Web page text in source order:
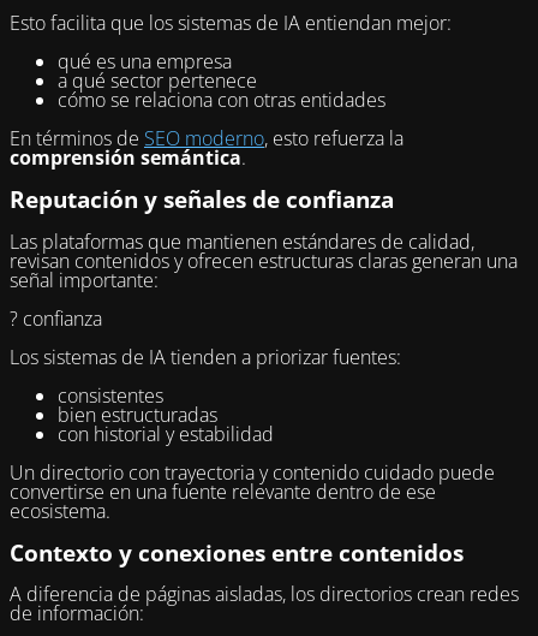
Esto facilita que los sistemas de IA entiendan mejor:
qué es una empresa
a qué sector pertenece
cómo se relaciona con otras entidades
En términos de SEO moderno, esto refuerza la
comprensión semántica.
Reputación y señales de confianza
Las plataformas que mantienen estándares de calidad,
revisan contenidos y ofrecen estructuras claras generan una
señal importante:
? confianza
Los sistemas de IA tienden a priorizar fuentes:
consistentes
bien estructuradas
con historial y estabilidad
Un directorio con trayectoria y contenido cuidado puede
convertirse en una fuente relevante dentro de ese
ecosistema.
Contexto y conexiones entre contenidos
A diferencia de páginas aisladas, los directorios crean redes
de información: